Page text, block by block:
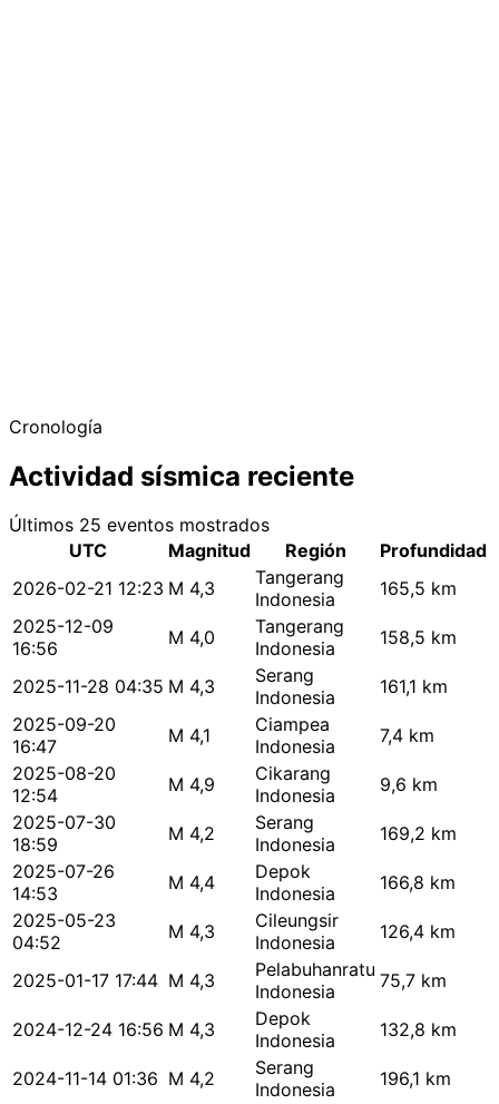
Cronología
Actividad sísmica reciente
Últimos 25 eventos mostrados
UTC
Magnitud Región
Profundidad
2026-02-21 12:23 M 4,3
Tangerang
Indonesia
165,5 km
2025-12-09
16:56
M 4,0
Tangerang
Indonesia
158,5 km
2025-11-28 04:35 M 4,3
Serang
Indonesia
161,1 km
2025-09-20
16:47
M 4,1
Ciampea
Indonesia
7,4 km
2025-08-20
12:54
M 4,9
Cikarang
Indonesia
9,6 km
2025-07-30
18:59
M 4,2
Serang
Indonesia
169,2 km
2025-07-26
14:53
M 4,4
Depok
Indonesia
166,8 km
2025-05-23
04:52
M 4,3
Cileungsir
Indonesia
126,4 km
2025-01-17 17:44 M 4,3
Pelabuhanratu
Indonesia
75,7 km
2024-12-24 16:56 M 4,3
Depok
Indonesia
132,8 km
2024-11-14 01:36 M 4,2
Serang
Indonesia
196,1 km